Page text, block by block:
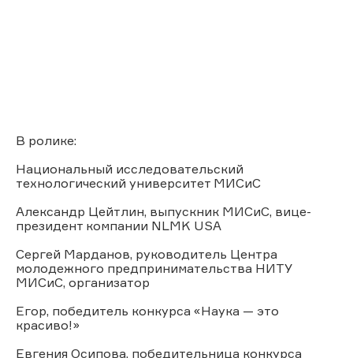
В ролике:
Национальный исследовательский
технологический университет МИСиС
Александр Цейтлин, выпускник МИСиС, вице-
президент компании NLMK USA
Сергей Марданов, руководитель Центра
молодежного предпринимательства НИТУ
МИСиС, организатор
Егор, победитель конкурса «Наука — это
красиво!»
Евгения Осипова, победительница конкурса